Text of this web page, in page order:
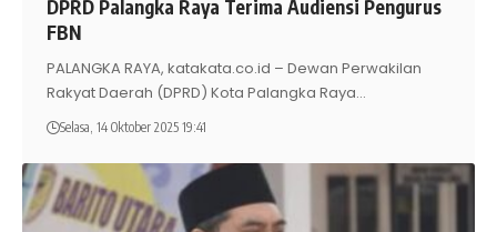
DPRD Palangka Raya Terima Audiensi Pengurus
FBN
PALANGKA RAYA, katakata.co.id – Dewan Perwakilan
Rakyat Daerah (DPRD) Kota Palangka Raya…
Selasa, 14 Oktober 2025 19:41